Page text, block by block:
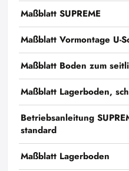
Maßblatt SUPREME
Maßblatt Vormontage U-
Maßblatt Boden zum
Maßblatt Lagerboden,
Betriebsanleitung
standard
Maßblatt Lagerboden